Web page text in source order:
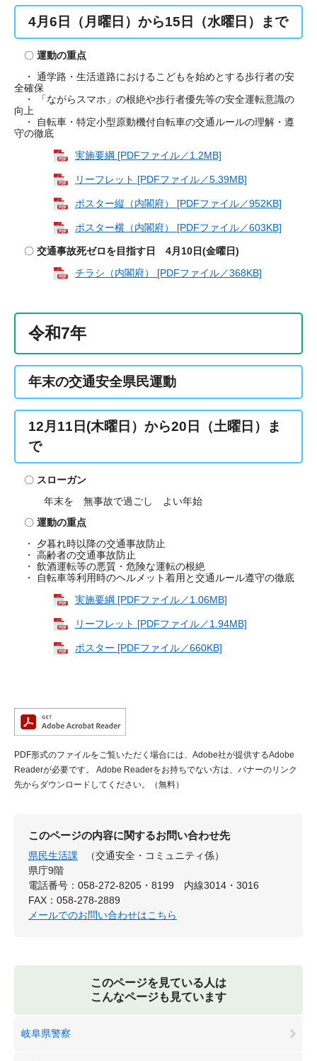
4月6日（月曜日）から15日（水曜日）まで
〇 運動の重点
・ 通学路・生活道路におけるこどもを始めとする歩行者の安
全確保
・ 「ながらスマホ」の根絶や歩行者優先等の安全運転意識の
向上
・ 自転車・特定小型原動機付自転車の交通ルールの理解・遵
守の徹底
実施要綱 [PDFファイル／1.2MB]
リーフレット [PDFファイル／5.39MB]
ポスター縦（内閣府） [PDFファイル／952KB]
ポスター横（内閣府） [PDFファイル／603KB]
〇 交通事故死ゼロを目指す日 4月10日(金曜日)
チラシ（内閣府） [PDFファイル／368KB]
令和7年
年末の交通安全県民運動
12月11日(木曜日）から20日（土曜日）ま
で
〇 スローガン
年末を 無事故で過ごし よい年始
〇 運動の重点
・
夕暮れ時以降の交通事故防止
・ 高齢者の交通事故防止
・ 飲酒運転等の悪質・危険な運転の根絶
・ 自転車等利用時のヘルメット着用と交通ルール遵守の徹底
実施要綱 [PDFファイル／1.06MB]
リーフレット [PDFファイル／1.94MB]
ポスター [PDFファイル／660KB]
PDF形式のファイルをご覧いただく場合には、Adobe社が提供するAdobe
Readerが必要です。
Adobe Readerをお持ちでない方は、バナーのリンク
先からダウンロードしてください。（無料）
このページの内容に関するお問い合わせ先
県民生活課
（交通安全・コミュニティ係）
県庁9階
電話番号：058-272-8205・8199 内線3014・3016
FAX：058-278-2889
メールでのお問い合わせはこちら
このページを見ている人は
こんなページも見ています
岐阜県警察